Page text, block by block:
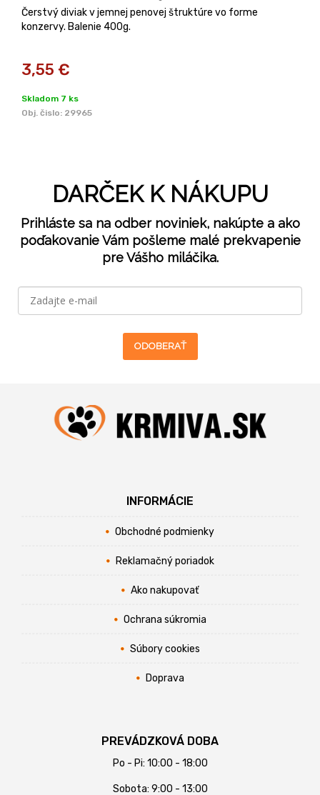
Čerstvý diviak v jemnej penovej štruktúre vo forme
konzervy. Balenie 400g.
3,55 €
Skladom 7 ks
Obj. čislo: 29965
DARČEK K NÁKUPU
Prihláste sa na odber noviniek, nakúpte a ako
poďakovanie Vám pošleme malé prekvapenie
pre Vášho miláčika.
ODOBERAŤ
INFORMÁCIE
Obchodné podmienky
Reklamačný poriadok
Ako nakupovať
Ochrana súkromia
Súbory cookies
Doprava
PREVÁDZKOVÁ DOBA
Po - Pi: 10:00 - 18:00
Sobota: 9:00 - 13:00